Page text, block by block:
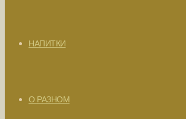
НАПИТКИ
О РАЗНОМ